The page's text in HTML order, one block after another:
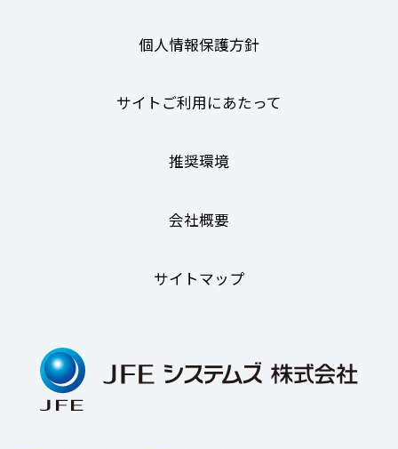
個人情報保護方針
サイトご利用にあたって
推奨環境
会社概要
サイトマップ